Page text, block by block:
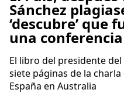
Sánchez
‘descubre’ que
una conferencia
El libro del presidente
siete páginas de la
España en Australia